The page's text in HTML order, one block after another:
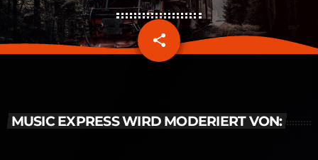
share
email
MUSIC EXPRESS WIRD MODERIERT VON: